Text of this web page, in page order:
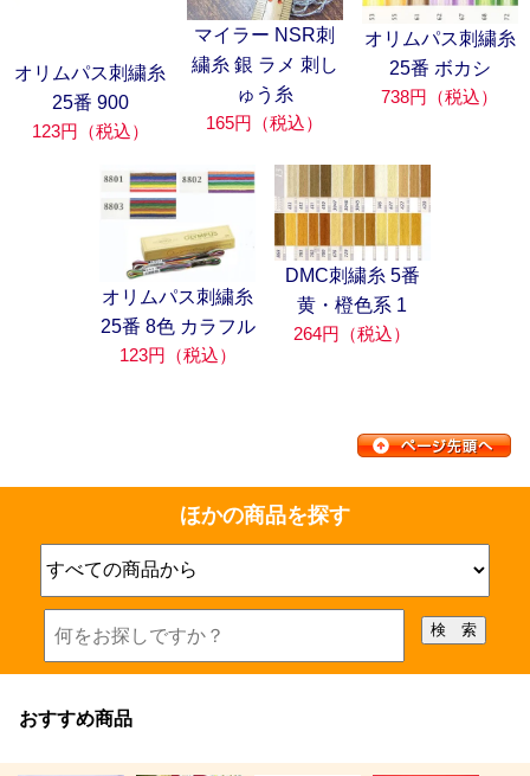
オリムパス刺繍糸
25番 900
123円（税込）
マイラー NSR刺
繍糸 銀 ラメ 刺し
ゅう糸
165円（税込）
オリムパス刺繍糸
25番 ボカシ
738円（税込）
オリムパス刺繍糸
25番 8色 カラフル
123円（税込）
DMC刺繍糸 5番
黄・橙色系 1
264円（税込）
ほかの商品を探す
おすすめ商品